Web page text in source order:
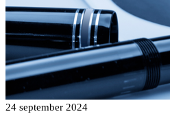
24 september 2024